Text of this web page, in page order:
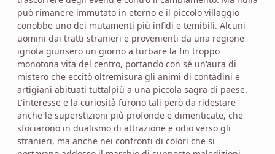
può rimanere immutato in eterno e il piccolo villaggio
conobbe uno dei mutamenti più infidi e temibili. Alcuni
uomini dai tratti stranieri e provenienti da una regione
ignota giunsero un giorno a turbare la fin troppo
monotona vita del centro, portando con sé un'aura di
mistero che eccitò oltremisura gli animi di contadini e
artigiani abituati tuttalpiù a una piccola sagra di paese.
L'interesse e la curiosità furono tali però da ridestare
anche le superstizioni più profonde e dimenticate, che
sfociarono in dualismo di attrazione e odio verso gli
stranieri, ma anche nei confronti di colori che si